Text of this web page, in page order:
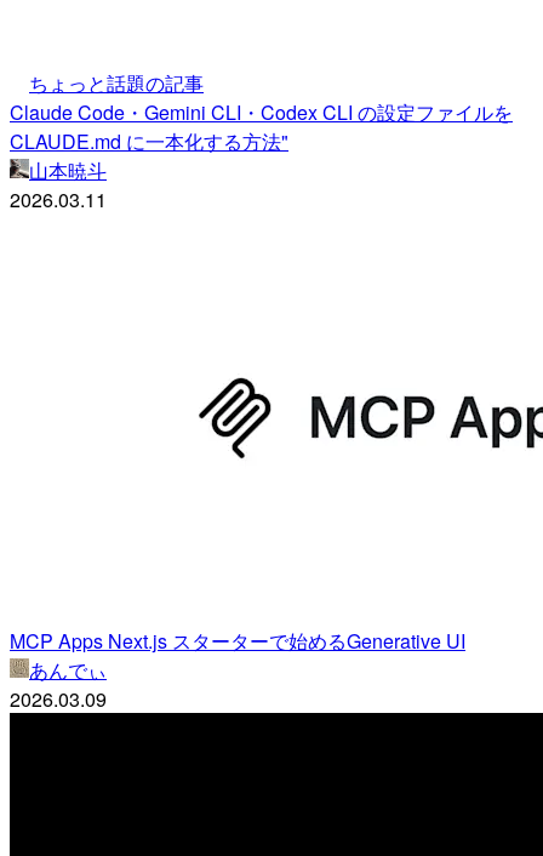
ちょっと話題の記事
Claude Code・Gemini CLI・Codex CLI の設定ファイルを
CLAUDE.md に一本化する方法"
山本暁斗
2026.03.11
MCP Apps Next.js スターターで始めるGenerative UI
あんでぃ
2026.03.09